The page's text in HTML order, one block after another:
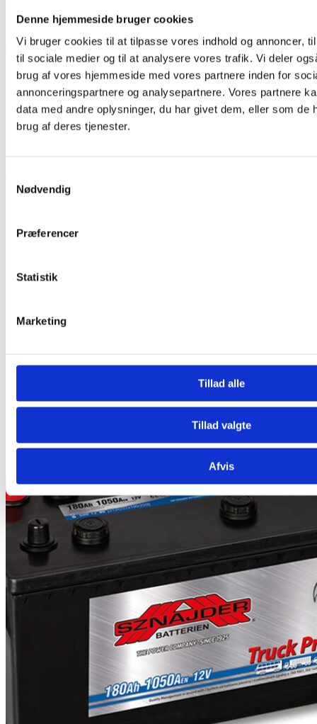
Denne hjemmeside bruger cookies
Vi bruger cookies til at tilpasse vores indhold og annoncer,
til sociale medier og til at analysere vores trafik. Vi deler
brug af vores hjemmeside med vores partnere inden for
annonceringspartnere og analysepartnere. Vores partnere
data med andre oplysninger, du har givet dem, eller som de
brug af deres tjenester.
Nødvendig
Præferencer
Statistik
Marketing
Tillad alle
Tillad valgte
Afvis
1.345,00 kr. (Inkl. moms1.345,00kr.)
Tilføj til kurv
665,00kr. (Inkl. moms665,00kr.)